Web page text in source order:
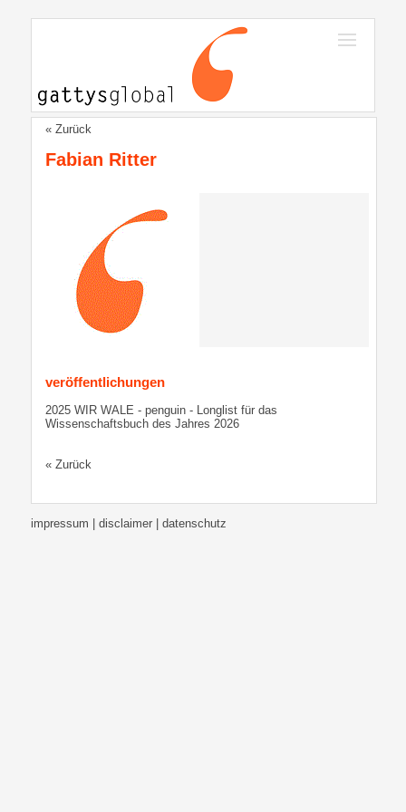
« Zurück
Fabian Ritter
veröffentlichungen
2025 WIR WALE - penguin - Longlist für das
Wissenschaftsbuch des Jahres 2026
« Zurück
impressum | disclaimer | datenschutz